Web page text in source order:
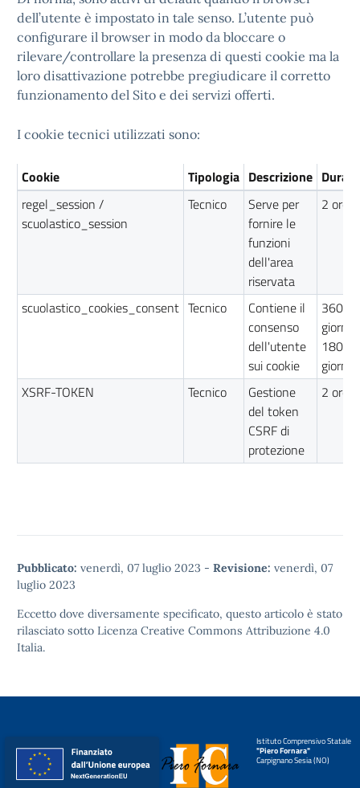
dell’utente è impostato in tale senso. L’utente può
configurare il browser in modo da bloccare o
rilevare/controllare la presenza di questi cookie ma la
loro disattivazione potrebbe pregiudicare il corretto
funzionamento del Sito e dei servizi offerti.
I cookie tecnici utilizzati sono:
Cookie Tipologia Descrizione Durata
regel_session /
scuolastico_session
Tecnico
Serve per
fornire le
funzioni
dell'area
riservata
2 ore
scuolastico_cookies_consent Tecnico
Contiene il
consenso
dell'utente
sui cookie
360
giorni /
180
giorni
XSRF-TOKEN
Tecnico
Gestione
del token
CSRF di
protezione
2 ore
Pubblicato: venerdì, 07 luglio 2023 - Revisione: venerdì, 07
luglio 2023
Eccetto dove diversamente specificato, questo articolo è stato
rilasciato sotto Licenza Creative Commons Attribuzione 4.0
Italia.
Istituto Comprensivo Statale
"Piero Fornara"
Carpignano Sesia (NO)